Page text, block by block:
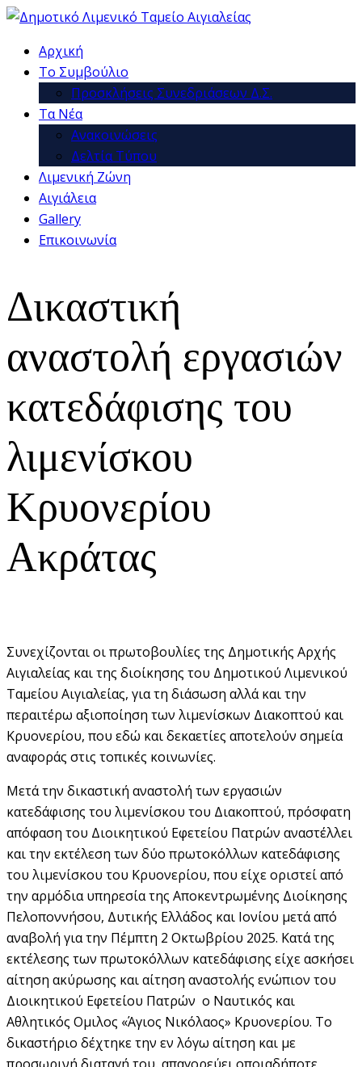
Αρχική
Το Συμβούλιο
Προσκλήσεις Συνεδριάσεων Δ.Σ.
Τα Νέα
Ανακοινώσεις
Δελτία Τύπου
Λιμενική Ζώνη
Αιγιάλεια
Gallery
Επικοινωνία
Δικαστική
αναστολή εργασιών
κατεδάφισης του
λιμενίσκου
Κρυονερίου
Ακράτας
Συνεχίζονται οι πρωτοβουλίες της Δημοτικής Αρχής
Αιγιαλείας και της διοίκησης του Δημοτικού Λιμενικού
Ταμείου Αιγιαλείας, για τη διάσωση αλλά και την
περαιτέρω αξιοποίηση των λιμενίσκων Διακοπτού και
Κρυονερίου, που εδώ και δεκαετίες αποτελούν σημεία
αναφοράς στις τοπικές κοινωνίες.
Μετά την δικαστική αναστολή των εργασιών
κατεδάφισης του λιμενίσκου του Διακοπτού, πρόσφατη
απόφαση του Διοικητικού Εφετείου Πατρών αναστέλλει
και την εκτέλεση των δύο πρωτοκόλλων κατεδάφισης
του λιμενίσκου του Κρυονερίου, που είχε οριστεί από
την αρμόδια υπηρεσία της Αποκεντρωμένης Διοίκησης
Πελοποννήσου, Δυτικής Ελλάδος και Ιονίου μετά από
αναβολή για την Πέμπτη 2 Οκτωβρίου 2025. Κατά της
εκτέλεσης των πρωτοκόλλων κατεδάφισης είχε ασκήσει
αίτηση ακύρωσης και αίτηση αναστολής ενώπιον του
Διοικητικού Εφετείου Πατρών ο Ναυτικός και
Αθλητικός Ομιλος «Άγιος Νικόλαος» Κρυονερίου. Το
δικαστήριο δέχτηκε την εν λόγω αίτηση και με